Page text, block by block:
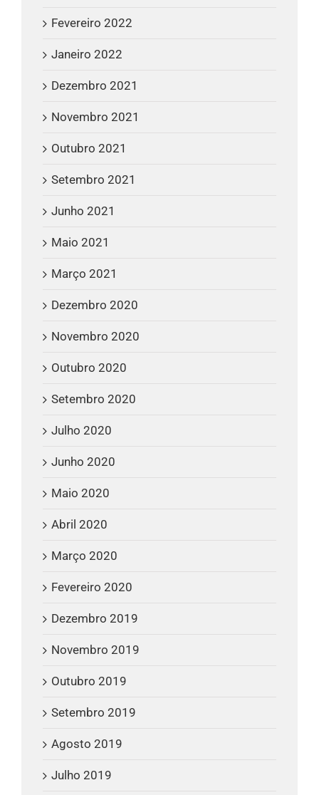
Fevereiro 2022
Janeiro 2022
Dezembro 2021
Novembro 2021
Outubro 2021
Setembro 2021
Junho 2021
Maio 2021
Março 2021
Dezembro 2020
Novembro 2020
Outubro 2020
Setembro 2020
Julho 2020
Junho 2020
Maio 2020
Abril 2020
Março 2020
Fevereiro 2020
Dezembro 2019
Novembro 2019
Outubro 2019
Setembro 2019
Agosto 2019
Julho 2019